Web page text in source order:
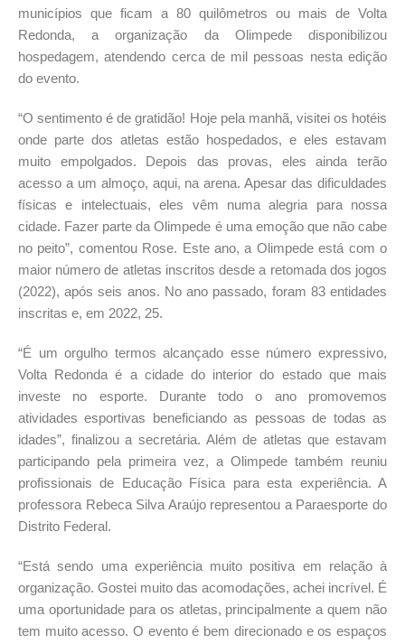
municípios que ficam a 80 quilômetros ou mais de Volta
Redonda, a organização da Olimpede disponibilizou
hospedagem, atendendo cerca de mil pessoas nesta edição
do evento.
“O sentimento é de gratidão! Hoje pela manhã, visitei os hotéis
onde parte dos atletas estão hospedados, e eles estavam
muito empolgados. Depois das provas, eles ainda terão
acesso a um almoço, aqui, na arena. Apesar das dificuldades
físicas e intelectuais, eles vêm numa alegria para nossa
cidade. Fazer parte da Olimpede é uma emoção que não cabe
no peito”, comentou Rose. Este ano, a Olimpede está com o
maior número de atletas inscritos desde a retomada dos jogos
(2022), após seis anos. No ano passado, foram 83 entidades
inscritas e, em 2022, 25.
“É um orgulho termos alcançado esse número expressivo,
Volta Redonda é a cidade do interior do estado que mais
investe no esporte. Durante todo o ano promovemos
atividades esportivas beneficiando as pessoas de todas as
idades”, finalizou a secretária. Além de atletas que estavam
participando pela primeira vez, a Olimpede também reuniu
profissionais de Educação Física para esta experiência. A
professora Rebeca Silva Araújo representou a Paraesporte do
Distrito Federal.
“Está sendo uma experiência muito positiva em relação à
organização. Gostei muito das acomodações, achei incrível. É
uma oportunidade para os atletas, principalmente a quem não
tem muito acesso. O evento é bem direcionado e os espaços